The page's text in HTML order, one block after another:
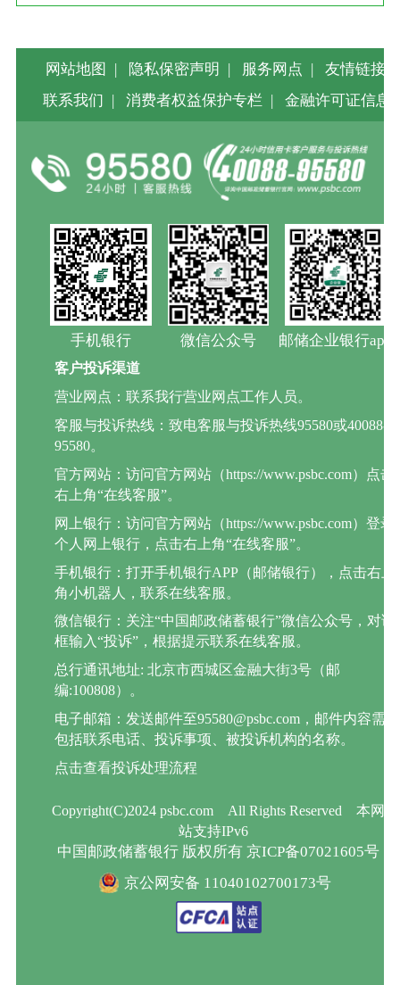
网站地图 隐私保密声明 服务网点 友情链接
联系我们
消费者权益保护专栏 金融许可证信息
手机银行 微信公众号 邮储企业银行app
Copyright(C)2024 psbc.com All Rights Reserved
本网
站支持IPv6
中国邮政储蓄银行 版权所有 京ICP备07021605号
京公网安备 11040102700173号
客户投诉渠道
营业网点：联系我行营业网点工作人员。
客服与投诉热线：致电客服与投诉热线95580或40088-
95580。
官方网站：访问官方网站（https://www.psbc.com）点击
右上角“在线客服”。
网上银行：访问官方网站（https://www.psbc.com）登录
个人网上银行，点击右上角“在线客服”。
手机银行：打开手机银行APP（邮储银行），点击右上
角小机器人，联系在线客服。
微信银行：关注“中国邮政储蓄银行”微信公众号，对话
框输入“投诉”，根据提示联系在线客服。
总行通讯地址: 北京市西城区金融大街3号（邮
编:100808）。
电子邮箱：发送邮件至95580@psbc.com，邮件内容需
包括联系电话、投诉事项、被投诉机构的名称。
点击查看投诉处理流程